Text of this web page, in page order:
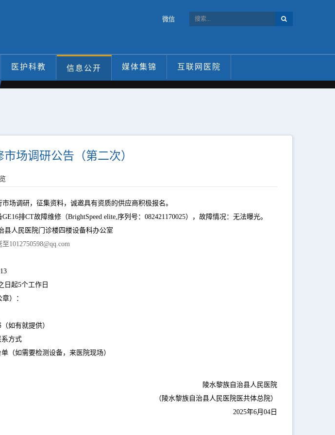
微信
医护科教 信息公开 媒体集锦 互联网医院
场调研公告（第二次）
场调研，征集资料，诚邀具有资质的供应商积极报名。
排CT故障维修（BrightSpeed elite,序列号：082421170025），故障情况：无法曝光。
县人民医院门诊楼四楼设备科办公室
1012750598@qq.com
日起5个工作日
）：
如有就提供）
方式
（如需要检测设备，来医院现场）
陵水黎族自治县人民医院
（陵水黎族自治县人民医院医共体总院）
2025年6月04日